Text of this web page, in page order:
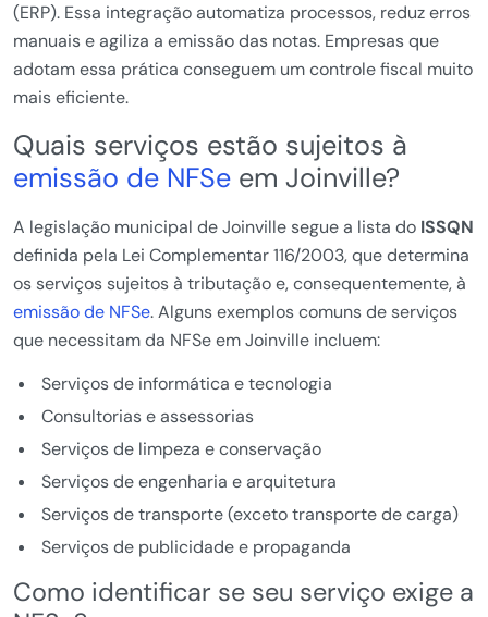
(ERP). Essa integração automatiza processos, reduz erros
manuais e agiliza a emissão das notas. Empresas que
adotam essa prática conseguem um controle fiscal muito
mais eficiente.
Quais serviços estão sujeitos à
emissão de NFSe em Joinville?
A legislação municipal de Joinville segue a lista do ISSQN
definida pela Lei Complementar 116/2003, que determina
os serviços sujeitos à tributação e, consequentemente, à
emissão de NFSe. Alguns exemplos comuns de serviços
que necessitam da NFSe em Joinville incluem:
Serviços de informática e tecnologia
Consultorias e assessorias
Serviços de limpeza e conservação
Serviços de engenharia e arquitetura
Serviços de transporte (exceto transporte de carga)
Serviços de publicidade e propaganda
Como identificar se seu serviço exige a